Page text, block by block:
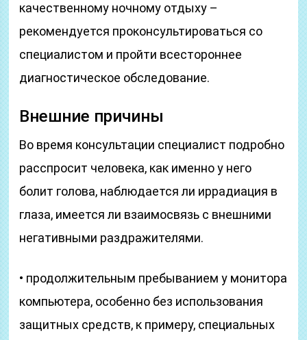
качественному ночному отдыху –
рекомендуется проконсультироваться со
специалистом и пройти всестороннее
диагностическое обследование.
Внешние причины
Во время консультации специалист подробно
расспросит человека, как именно у него
болит голова, наблюдается ли иррадиация в
глаза, имеется ли взаимосвязь с внешними
негативными раздражителями.
• продолжительным пребыванием у монитора
компьютера, особенно без использования
защитных средств, к примеру, специальных